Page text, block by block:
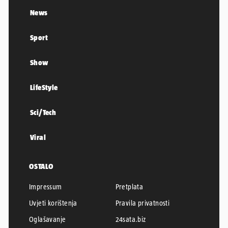
News
Sport
Show
LifeStyle
Sci/Tech
Viral
OSTALO
Impressum
Pretplata
Uvjeti korištenja
Pravila privatnosti
Oglašavanje
24sata.biz